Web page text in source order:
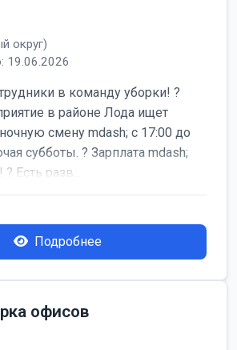
округ)
19.06.2026
в команду уборки! ?
в районе Лода ищет
смену mdash; с 17:00 до
субботы. ? Зарплата mdash;
Есть разв...
Подробнее
офисов